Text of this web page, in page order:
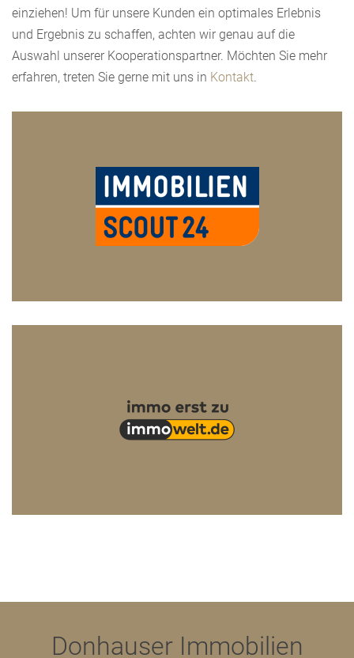
einziehen! Um für unsere Kunden ein optimales Erlebnis
und Ergebnis zu schaffen, achten wir genau auf die
Auswahl unserer Kooperationspartner. Möchten Sie mehr
erfahren, treten Sie gerne mit uns in Kontakt.
Donhauser Immobilien